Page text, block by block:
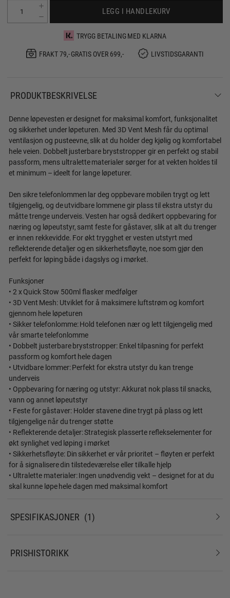
LEGG I HANDLEKURV
TRYGG BETALING MED KLARNA
FRAKT 79,- GRATIS OVER 699,-
LIVSTIDSGARANTI
PRODUKTBESKRIVELSE
Denne løpevesten er designet for maksimal komfort, funksjonalitet
og sikkerhet under løpeturen. Med 3D Vent Mesh får du optimal
ventilasjon og pusteevne, slik at du holder deg kjølig og komfortabel
hele veien. Dobbelt justerbare bryststropper gir en perfekt og stabil
passform, mens ultralette materialer sørger for at vekten holdes til
et minimum – ideelt for lange løpeturer.
Den sikre telefonlommen lar deg oppbevare mobilen trygt og lett
tilgjengelig, og de utvidbare lommene gir plass til ekstra utstyr du
måtte trenge underveis. Vesten har også dedikert oppbevaring for
næring og løpeutstyr, samt feste for gåstaver, slik at alt du trenger
er innen rekkevidde. For økt trygghet er vesten utstyrt med
reflekterende detaljer og en sikkerhetsfløyte, noe som gjør den
perfekt for løping både i dagslys og i mørket.
Funksjoner
• 2 x Quick Stow 500ml flasker medfølger
• 3D Vent Mesh: Utviklet for å maksimere luftstrøm og komfort
gjennom hele løpeturen
• Sikker telefonlomme: Hold telefonen nær og lett tilgjengelig med
vår smarte telefonlomme
• Dobbelt justerbare bryststropper: Enkel tilpasning for perfekt
passform og komfort hele dagen
• Utvidbare lommer: Perfekt for ekstra utstyr du kan trenge
underveis
• Oppbevaring for næring og utstyr: Akkurat nok plass til snacks,
vann og annet løpeutstyr
• Feste for gåstaver: Holder stavene dine trygt på plass og lett
tilgjengelige når du trenger støtte
• Reflekterende detaljer: Strategisk plasserte reflekselementer for
økt synlighet ved løping i mørket
• Sikkerhetsfløyte: Din sikkerhet er vår prioritet – fløyten er perfekt
for å signalisere din tilstedeværelse eller tilkalle hjelp
• Ultralette materialer: Ingen unødvendig vekt – designet for at du
skal kunne løpe hele dagen med maksimal komfort
SPESIFIKASJONER 1
PRISHISTORIKK